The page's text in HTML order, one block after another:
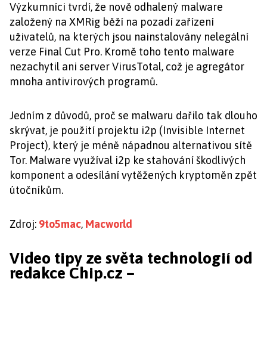
Výzkumníci tvrdí, že nově odhalený malware
založený na XMRig běží na pozadí zařízení
uživatelů, na kterých jsou nainstalovány nelegální
verze Final Cut Pro. Kromě toho tento malware
nezachytil ani server VirusTotal, což je agregátor
mnoha antivirových programů.
Jedním z důvodů, proč se malwaru dařilo tak dlouho
skrývat, je použití projektu i2p (Invisible Internet
Project), který je méně nápadnou alternativou sítě
Tor. Malware využíval i2p ke stahování škodlivých
komponent a odesílání vytěžených kryptoměn zpět
útočníkům.
Zdroj: 9to5mac, Macworld
Video tipy ze světa technologií od
redakce Chip.cz –